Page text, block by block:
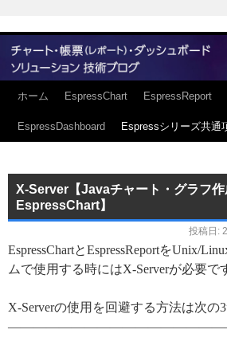
ホーム EspressChart EspressReport
EspressDashboard Espressシリーズ共通
X-Server【Javaチャート・グラフ
EspressChart】
投稿日:
EspressChartとEspressReportをUnix/
ムで使用する時にはX-Serverが必要で
X-Serverの使用を回避する方法は次の